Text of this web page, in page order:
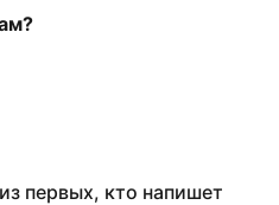
первых, кто напишет